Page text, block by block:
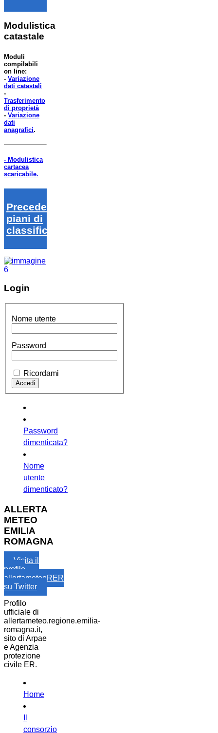
Modulistica
catastale
Moduli
compilabili
on line:
- Variazione
dati catastali
-
Trasferimento
di proprietà
- Variazione
dati
anagrafici.
- Modulistica
cartacea
scaricabile.
Precedenti
piani di
classifica
Login
Nome utente
Password
Ricordami
Password
dimenticata?
Nome
utente
dimenticato?
ALLERTA
METEO
EMILIA
ROMAGNA
Visita il
profilo
allertameteoRER
su Twitter
Profilo
ufficiale di
allertameteo.regione.emilia-
romagna.it,
sito di Arpae
e Agenzia
protezione
civile ER.
Home
consorzio